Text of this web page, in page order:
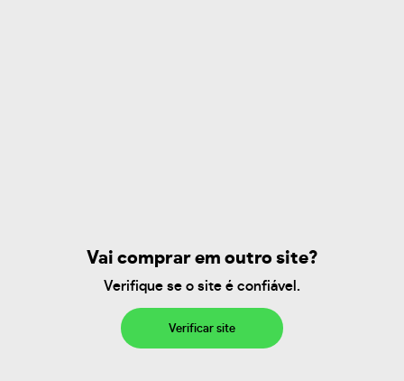
Vai comprar em outro site?
Verifique se o site é confiável.
Verificar site